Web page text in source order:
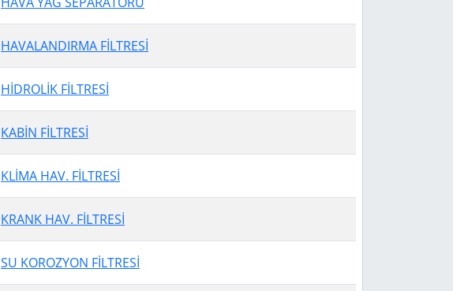
HAVALANDIRMA FİLTRESİ
HİDROLİK FİLTRESİ
KABİN FİLTRESİ
KLİMA HAV. FİLTRESİ
KRANK HAV. FİLTRESİ
SU KOROZYON FİLTRESİ